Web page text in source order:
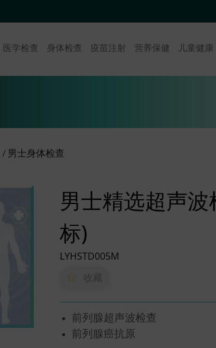
医学检查 身体检查 疫苗注射 营养保健 儿童健康
男士身体检查
男士精选超声
标)
LYHSTD005M
收藏
前列腺超声波检查
前列腺癌抗原